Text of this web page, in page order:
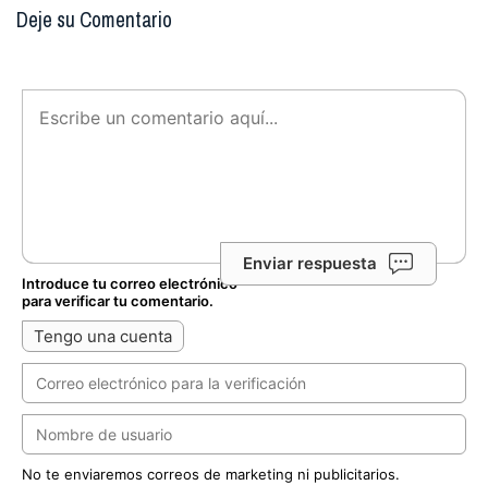
Deje su Comentario
Enviar respuesta
Introduce tu correo electrónico
para verificar tu comentario.
Tengo una cuenta
No te enviaremos correos de marketing ni publicitarios.